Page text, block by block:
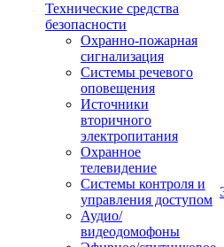
Технические средства
безопасности
Охранно-пожарная
сигнализация
Системы речевого
оповещения
Источники
вторичного
электропитания
Охранное
телевидение
Системы контроля и
управления доступом
Аудио/
видеодомофоны